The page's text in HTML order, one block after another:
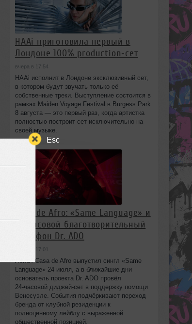
Esc
HAAi приготовила первый в
Лондоне 100% production‑сет
вчера в 17:54
HAAi исполнит в Лондоне эксклюзивный сет,
в котором будут звучать только её
собственные треки. Выступление состоится в
рамках Maiden Voyage Festival в Burgess Park
8 августа — это первый раз, когда артистка
полностью построит сет исключительно на
своей музыке.
Casa de Afro: «Same Language» и
24‑часовой благотворительный
марафон Dr. ADO
вчера в 17:01
Лейбл Casa de Afro выпустил сингл «Same
Language» 24 июля, а в ближайшие дни
основатель проекта Dr. ADO провёл
24‑часовой диджей‑сет в поддержку помощи
Венесуэле. События подчёркивают переход
бренда от клубной резиденции к
полноценному лейблу с выраженной
общественной позицией.